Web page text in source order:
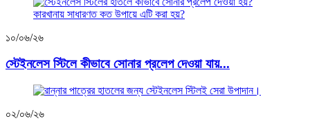
১০/০৬/২৬
স্টেইনলেস স্টিলে কীভাবে সোনার প্রলেপ দেওয়া যায়...
০২/০৬/২৬